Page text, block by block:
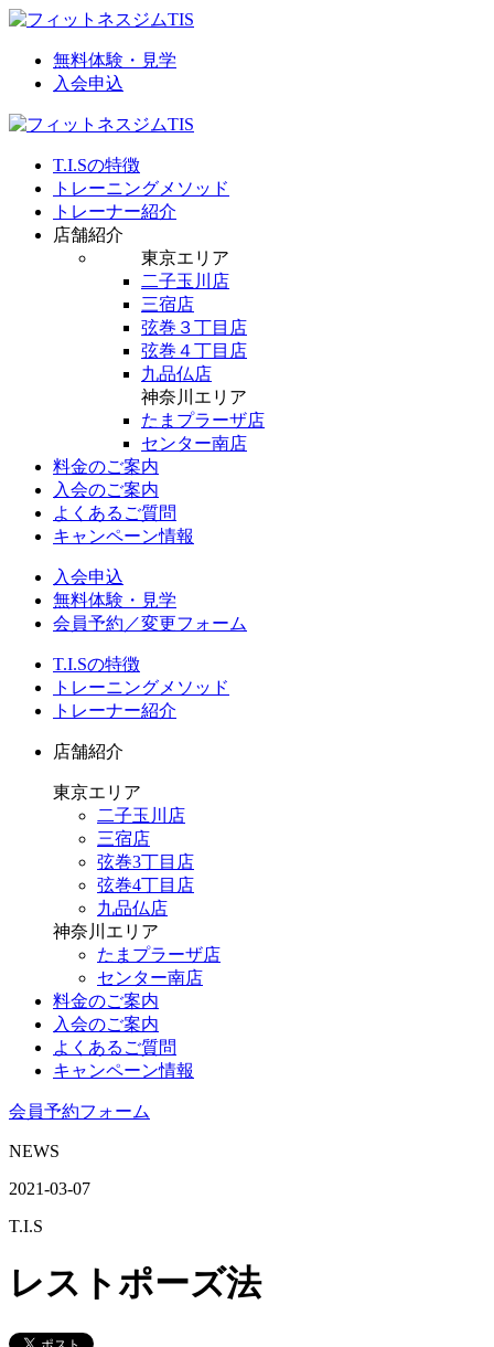
無料体験・見学
入会申込
T.I.Sの特徴
トレーニングメソッド
トレーナー紹介
店舗紹介
東京エリア
二子玉川店
三宿店
弦巻３丁目店
弦巻４丁目店
九品仏店
神奈川エリア
たまプラーザ店
センター南店
料金のご案内
入会のご案内
よくあるご質問
キャンペーン情報
入会申込
無料体験・見学
会員予約／変更フォーム
T.I.Sの特徴
トレーニングメソッド
トレーナー紹介
店舗紹介
東京エリア
二子玉川店
三宿店
弦巻3丁目店
弦巻4丁目店
九品仏店
神奈川エリア
たまプラーザ店
センター南店
料金のご案内
入会のご案内
よくあるご質問
キャンペーン情報
会員予約フォーム
NEWS
2021-03-07
T.I.S
レストポーズ法